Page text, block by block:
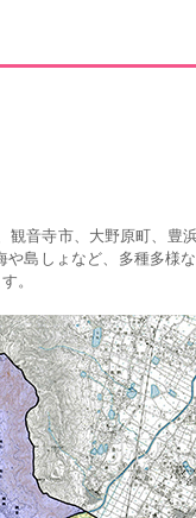
音寺市、大野原町、豊
島しょなど、多種多様
。